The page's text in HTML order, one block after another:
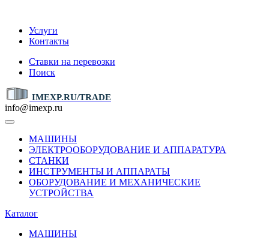
Услуги
Контакты
Ставки на перевозки
Поиск
IMEXP.RU/TRADE
info@imexp.ru
МАШИНЫ
ЭЛЕКТРООБОРУДОВАНИЕ И АППАРАТУРА
СТАНКИ
ИНСТРУМЕНТЫ И АППАРАТЫ
ОБОРУДОВАНИЕ И МЕХАНИЧЕСКИЕ
УСТРОЙСТВА
Каталог
МАШИНЫ